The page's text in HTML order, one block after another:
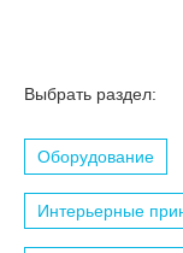
Выбрать раздел:
Оборудование
Интерьерные